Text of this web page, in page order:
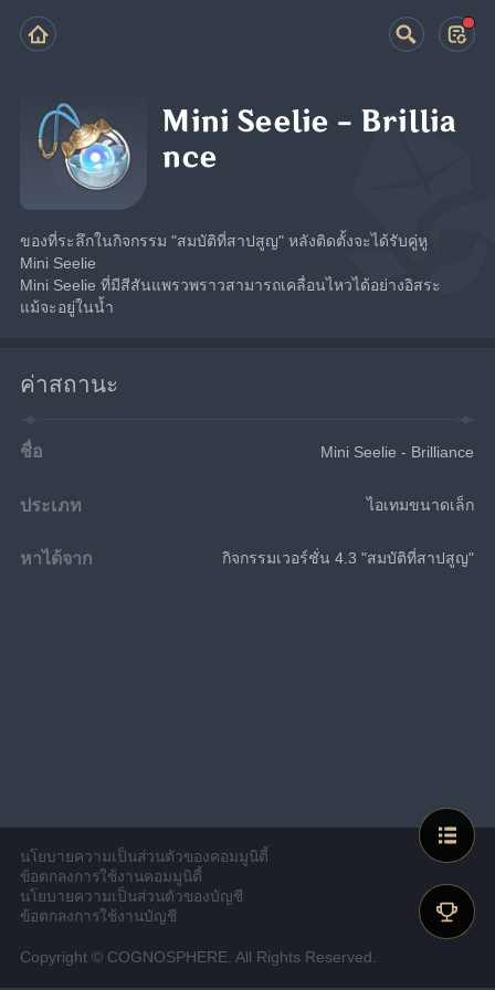
Mini Seelie - Brillia
nce
ของที่ระลึกในกิจกรรม "สมบัติที่สาปสูญ" หลังติดตั้งจะได้รับคู่หู
Mini Seelie
Mini Seelie ที่มีสีสันแพรวพราวสามารถเคลื่อนไหวได้อย่างอิสระ
แม้จะอยู่ในน้ำ
ค่าสถานะ
ชื่อ Mini Seelie - Brilliance
ประเภท ไอเทมขนาดเล็ก
หาได้จาก กิจกรรมเวอร์ชั่น 4.3 "สมบัติที่สาปสูญ"
นโยบายความเป็นส่วนตัวของคอมมูนิตี้
ข้อตกลงการใช้งานคอมมูนิตี้
นโยบายความเป็นส่วนตัวของบัญชี
ข้อตกลงการใช้งานบัญชี
Copyright © COGNOSPHERE. All Rights Reserved.